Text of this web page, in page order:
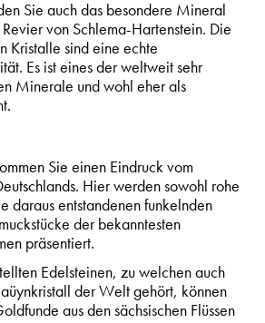
Sie auch das besondere Mineral
von Schlema-Hartenstein. Die
Kristalle sind eine echte
Es ist eines der weltweit sehr
Minerale und wohl eher als
Sie einen Eindruck vom
Hier werden sowohl rohe
daraus entstandenen funkelnden
der bekanntesten
präsentiert.
Edelsteinen, zu welchen auch
der Welt gehört, können
aus den sächsischen Flüssen